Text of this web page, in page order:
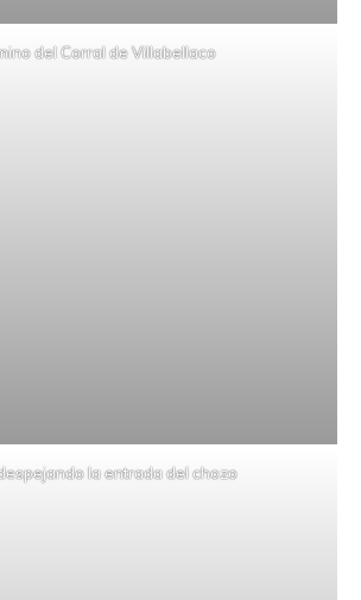
del Corral de Villabellaco
la entrada del chozo